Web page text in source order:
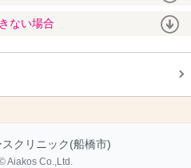
ない場合
クリニック(船橋市)
Aiakos Co.,Ltd.